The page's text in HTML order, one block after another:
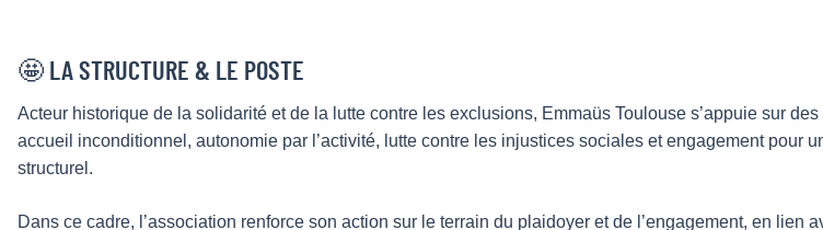
🤩 LA STRUCTURE & LE POSTE
Acteur historique de la solidarité et de la lutte contre les exclusions, Emmaüs Toulouse s’appuie sur des
accueil inconditionnel, autonomie par l’activité, lutte contre les injustices sociales et engagement pour
structurel.
Dans ce cadre, l’association renforce son action sur le terrain du plaidoyer et de l’engagement, en lien